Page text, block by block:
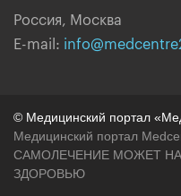
Россия, Москва
E-mail:
© Медицинский портал
Медицинский портал
САМОЛЕЧЕНИЕ МОЖЕТ
ЗДОРОВЬЮ